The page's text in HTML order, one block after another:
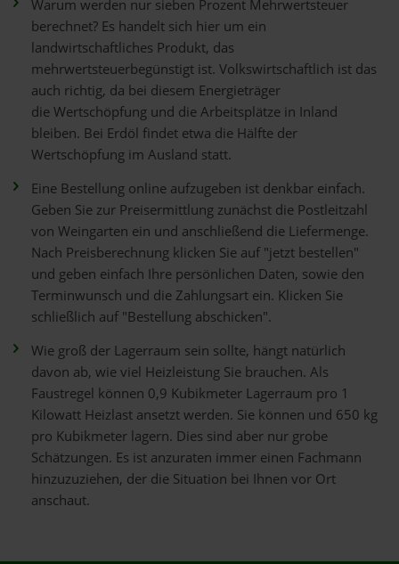
Warum werden nur sieben Prozent Mehrwertsteuer
berechnet? Es handelt sich hier um ein
landwirtschaftliches Produkt, das
mehrwertsteuerbegünstigt ist. Volkswirtschaftlich ist das
auch richtig, da bei diesem Energieträger
die Wertschöpfung und die Arbeitsplätze in Inland
bleiben. Bei Erdöl findet etwa die Hälfte der
Wertschöpfung im Ausland statt.
Eine Bestellung online aufzugeben ist denkbar einfach.
Geben Sie zur Preisermittlung zunächst die Postleitzahl
von Weingarten ein und anschließend die Liefermenge.
Nach Preisberechnung klicken Sie auf "jetzt bestellen"
und geben einfach Ihre persönlichen Daten, sowie den
Terminwunsch und die Zahlungsart ein. Klicken Sie
schließlich auf "Bestellung abschicken".
Wie groß der Lagerraum sein sollte, hängt natürlich
davon ab, wie viel Heizleistung Sie brauchen. Als
Faustregel können 0,9 Kubikmeter Lagerraum pro 1
Kilowatt Heizlast ansetzt werden. Sie können und 650 kg
pro Kubikmeter lagern. Dies sind aber nur grobe
Schätzungen. Es ist anzuraten immer einen Fachmann
hinzuzuziehen, der die Situation bei Ihnen vor Ort
anschaut.